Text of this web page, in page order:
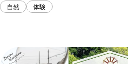
自然 体験